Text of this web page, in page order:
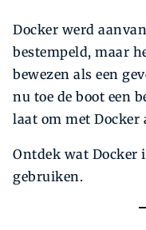
Docker werd
bestempeld, maar
bewezen als een
nu toe de boot een
laat om met Docker
Ontdek wat Docker
gebruiken.